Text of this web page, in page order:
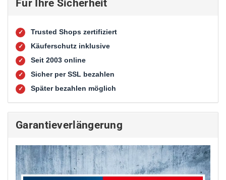
Für Ihre Sicherheit
✓ Trusted Shops zertifiziert
✓ Käuferschutz inklusive
✓ Seit 2003 online
✓ Sicher per SSL bezahlen
✓ Später bezahlen möglich
Garantieverlängerung